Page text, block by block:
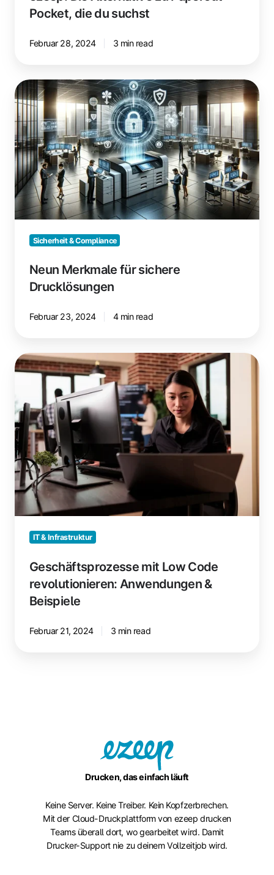
Pocket, die du suchst
Februar 28, 2024 3 min read
Neun
Merkmale
für
sichere
Drucklösungen
Sicherheit & Compliance
Neun Merkmale für sichere
Drucklösungen
Februar 23, 2024 4 min read
Geschäftsprozesse
mit
Code
revolutionieren:
Anwendungen
&
Beispiele
IT & Infrastruktur
Geschäftsprozesse mit Low Code
revolutionieren: Anwendungen &
Beispiele
Februar 21, 2024 3 min read
Drucken, das einfach läuft
Keine Server. Keine Treiber. Kein Kopfzerbrechen.
Mit der Cloud-Druckplattform von ezeep drucken
Teams überall dort, wo gearbeitet wird. Damit
Drucker-Support nie zu deinem Vollzeitjob wird.